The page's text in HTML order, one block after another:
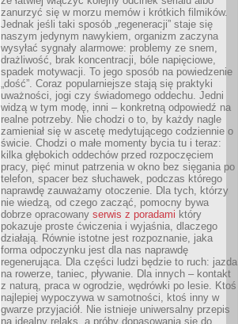
zanurzyć się w morzu memów i krótkich filmików.
Jednak jeśli taki sposób „regeneracji” staje się
naszym jedynym nawykiem, organizm zaczyna
wysyłać sygnały alarmowe: problemy ze snem,
drażliwość, brak koncentracji, bóle napięciowe,
spadek motywacji. To jego sposób na powiedzenie
„dość”. Coraz popularniejsze stają się praktyki
uważności, jogi czy świadomego oddechu. Jedni
widzą w tym modę, inni – konkretną odpowiedź na
realne potrzeby. Nie chodzi o to, by każdy nagle
zamieniał się w ascetę medytującego codziennie o
świcie. Chodzi o małe momenty bycia tu i teraz:
kilka głębokich oddechów przed rozpoczęciem
pracy, pięć minut patrzenia w okno bez sięgania po
telefon, spacer bez słuchawek, podczas którego
naprawdę zauważamy otoczenie. Dla tych, którzy
nie wiedzą, od czego zacząć, pomocny bywa
dobrze opracowany serwis z poradami który
pokazuje proste ćwiczenia i wyjaśnia, dlaczego
działają. Równie istotne jest rozpoznanie, jaka
forma odpoczynku jest dla nas naprawdę
regenerująca. Dla części ludzi będzie to ruch: jazda
na rowerze, taniec, pływanie. Dla innych – kontakt
z naturą, praca w ogrodzie, wędrówki po lesie. Ktoś
najlepiej wypoczywa w samotności, ktoś inny w
gwarze przyjaciół. Nie istnieje uniwersalny przepis
na idealny relaks, a próby dopasowania się do